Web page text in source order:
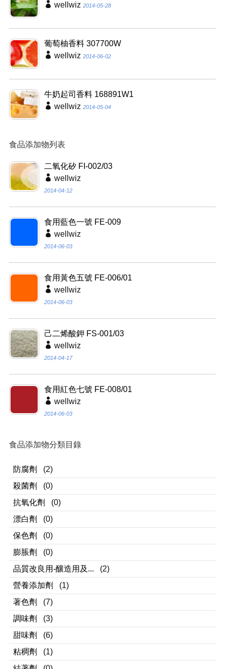
wellwiz 2014-05-28
葡萄柚香料 307700W
wellwiz 2014-06-02
牛奶起司香料 168891W1
wellwiz 2014-05-04
食品添加物列表
二氧化矽 FI-002/03
wellwiz
2014-04-12
食用藍色一號 FE-009
wellwiz
2014-06-03
食用黃色五號 FE-006/01
wellwiz
2014-06-03
己二烯酸鉀 FS-001/03
wellwiz
2014-04-17
食用紅色七號 FE-008/01
wellwiz
2014-06-03
食品添加物分類目錄
防腐劑
(2)
殺菌劑
(0)
抗氧化劑
(0)
漂白劑
(0)
保色劑
(0)
膨脹劑
(0)
品質改良用-釀造用及...
(2)
營養添加劑
(1)
著色劑
(7)
調味劑
(3)
甜味劑
(6)
粘稠劑
(1)